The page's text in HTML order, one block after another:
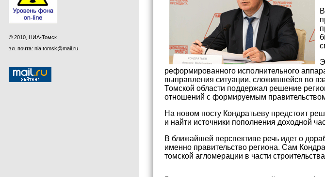
© 2010, НИА-Томск
эл. почта: nia.tomsk@mail.ru
реформированного исполнительного
выправления ситуации, сложившейся во
Томской области поддержал решение
отношений с формируемым
На новом посту Кондратьеву предстоит
и найти источники пополнения доходной
В ближайшей перспективе речь идет о
именно правительство региона. Сам
томской агломерации в части